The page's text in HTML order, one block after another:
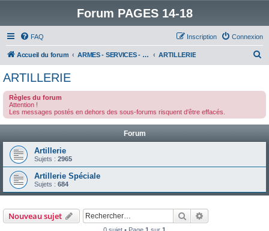
Forum PAGES 14-18
FAQ Connexion
Inscription
Accueil du forum ARMES - SERVICES - UNITES : historiques & discussions ARTILLERIE
r
c
e
ARTILLERIE
Règles du forum
Attention !
Les messages postés en dehors des sous-forums risquent d'être effacés.
Forum
Artillerie
Sujets : 2965
Artillerie Spéciale
Sujets : 684
Nouveau sujet Rechercher